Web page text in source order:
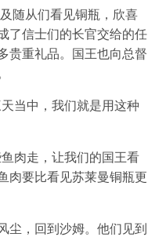
随从们看见铜瓶，欣喜
了信士们的长官交给的任
贵重礼品。国王也向总督
当中，我们就是用这种
肉走，让我们的国王看
肉要比看见苏莱曼铜瓶更
尘，回到沙姆。他们见到